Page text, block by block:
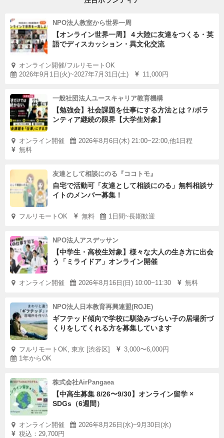
NPO法人教室から世界一周
【オンライン世界一周】４大陸に友達をつくる・英
語でディスカッション・異文化交流
オンライン開催/フルリモートOK
2026年9月1日(火)~2027年7月31日(土)
11,000円
一般社団法人ユースキャリア教育機構
【勉強会】社会課題を仕事にする方法とは？/ボラ
ンティア継続の限界【大学生対象】
オンライン開催
2026年8月6日(木) 21:00~22:00,他1日程
無料
友達として相談にのる『ココトモ』
自宅で活動可「友達として相談にのる」無料相談サ
イトのメンバー募集！
フルリモートOK 無料 1日間~長期歓迎
NPO法人アスデッサン
【中学生・高校生対象】様々な大人の生き方に出会
う「ミライドア」オンライン開催
オンライン開催 2026年8月16日(日) 10:00~11:30 無料
NPO法人日本教育再興連盟(ROJE)
ギフテッド傾向で学校に馴染みづらい子の居場所づ
くりをしてくれる方を募集しています
フルリモートOK, 東京 [渋谷区]
3,000〜6,000円
1年からOK
株式会社AirPangaea
【中高生募集 8/26〜9/30】オンライン留学 ×
SDGs（6週間）
オンライン開催
2026年8月26日(水)~9月30日(水)
税込：29,700円